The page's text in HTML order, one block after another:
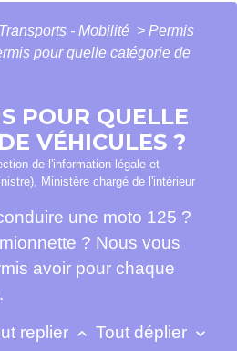
Transports - Mobilité > Permis
pour quelle catégorie de
POUR QUELLE
VÉHICULES ?
de l'information légale et
Ministère chargé de l'intérieur
une moto 125 ?
? Nous vous
avoir pour chaque
replier keyboard_arrow_up Tout déplier keyboard_arrow_down